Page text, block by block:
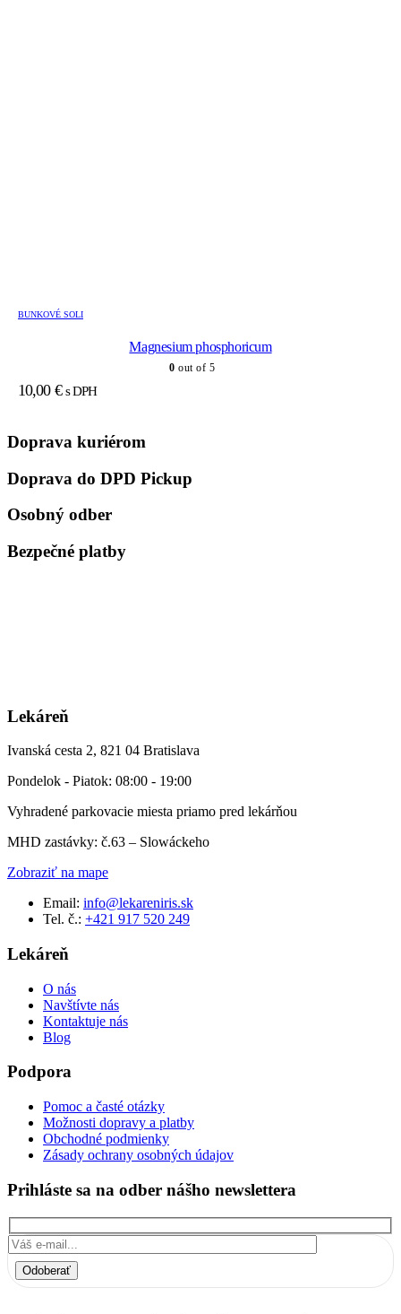
BUNKOVÉ SOLI
Magnesium phosphoricum
0 out of 5
10,00 € s DPH
Doprava kuriérom
Doprava do DPD Pickup
Osobný odber
Bezpečné platby
Lekáreň
Ivanská cesta 2, 821 04 Bratislava
Pondelok - Piatok: 08:00 - 19:00
Vyhradené parkovacie miesta priamo pred lekárňou
MHD zastávky: č.63 – Slowáckeho
Zobraziť na mape
Email: info@lekareniris.sk
Tel. č.: +421 917 520 249
Lekáreň
O nás
Navštívte nás
Kontaktuje nás
Blog
Podpora
Pomoc a časté otázky
Možnosti dopravy a platby
Obchodné podmienky
Zásady ochrany osobných údajov
Prihláste sa na odber nášho newslettera
Odoberať